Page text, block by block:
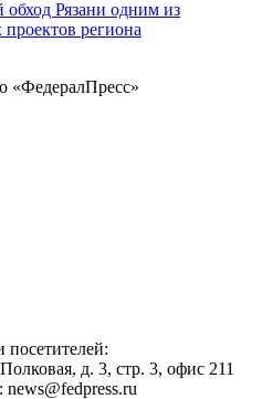
Рязани одним из
региона
«ФедералПресс»
посетителей:
д. 3, стр. 3, офис 211
news@fedpress.ru